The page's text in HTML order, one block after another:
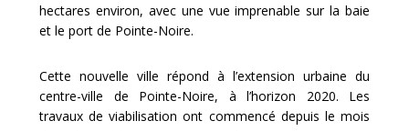
hectares environ, avec une vue imprenable sur la baie
et le port de Pointe-Noire.
‎Cette nouvelle ville répond à l’extension urbaine du
centre-ville de Pointe-Noire, à l’horizon 2020. Les
travaux de viabilisation ont commencé depuis le mois